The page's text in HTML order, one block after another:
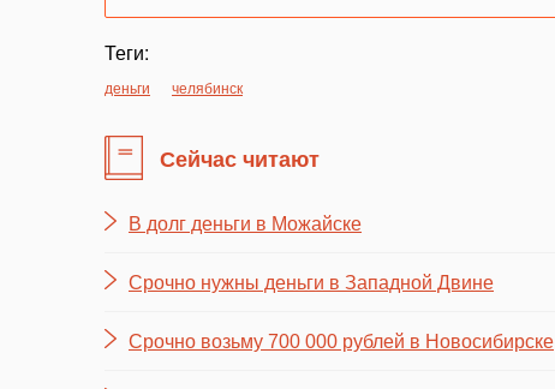
Теги:
деньги челябинск
Сейчас читают
В долг деньги в Можайске
Срочно нужны деньги в Западной Двине
Срочно возьму 700 000 рублей в Новосибирске